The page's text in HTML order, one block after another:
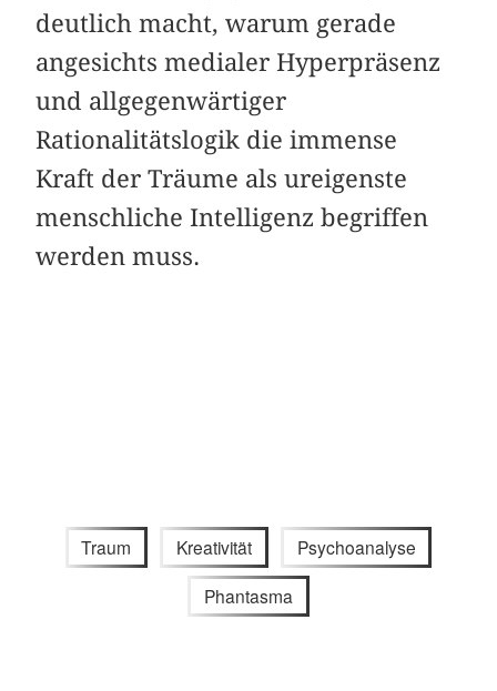
deutlich macht, warum ­gerade
angesichts medialer Hyperpräsenz
und allgegen­wärtiger
Rationalitätslogik die immense
Kraft der Träume als ­ureigenste
menschliche Intelligenz begriffen
werden muss.
Traum Kreativität Psychoanalyse
Phantasma